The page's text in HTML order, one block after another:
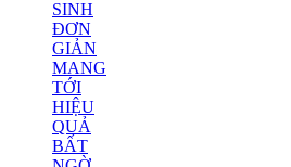
SINH
ĐƠN
GIẢN
MANG
TỚI
HIỆU
QUẢ
BẤT